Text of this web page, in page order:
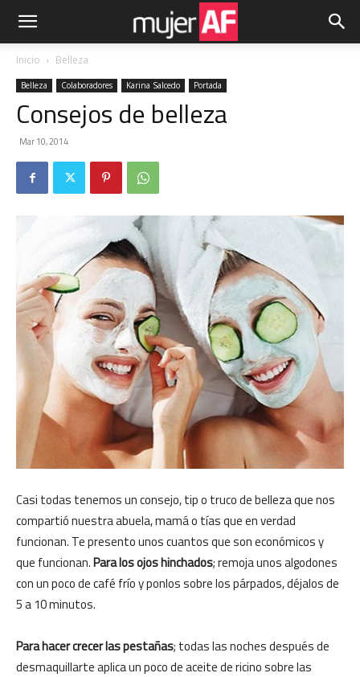
Inicio Belleza
Belleza Colaboradores Karina Salcedo Portada
Consejos de belleza
Mar 10, 2014
Casi todas tenemos un consejo, tip o truco de belleza que nos
compartió nuestra abuela, mamá o tías que en verdad
funcionan. Te presento unos cuantos que son económicos y
que funcionan.Para los ojos hinchados; remoja unos algodones
con un poco de café frío y ponlos sobre los párpados, déjalos de
5 a 10 minutos.
Para hacer crecer las pestañas; todas las noches después de
desmaquillarte aplica un poco de aceite de ricino sobre las